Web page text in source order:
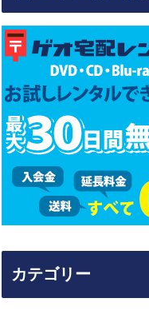
カテゴリー